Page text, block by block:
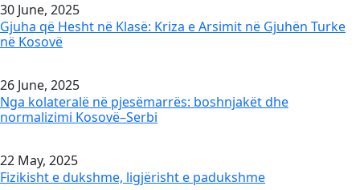
30 June, 2025
Gjuha që Hesht në Klasë: Kriza e Arsimit në Gjuhën Turke
në Kosovë
26 June, 2025
Nga kolateralë në pjesëmarrës: boshnjakët dhe
normalizimi Kosovë–Serbi
22 May, 2025
Fizikisht e dukshme, ligjërisht e padukshme